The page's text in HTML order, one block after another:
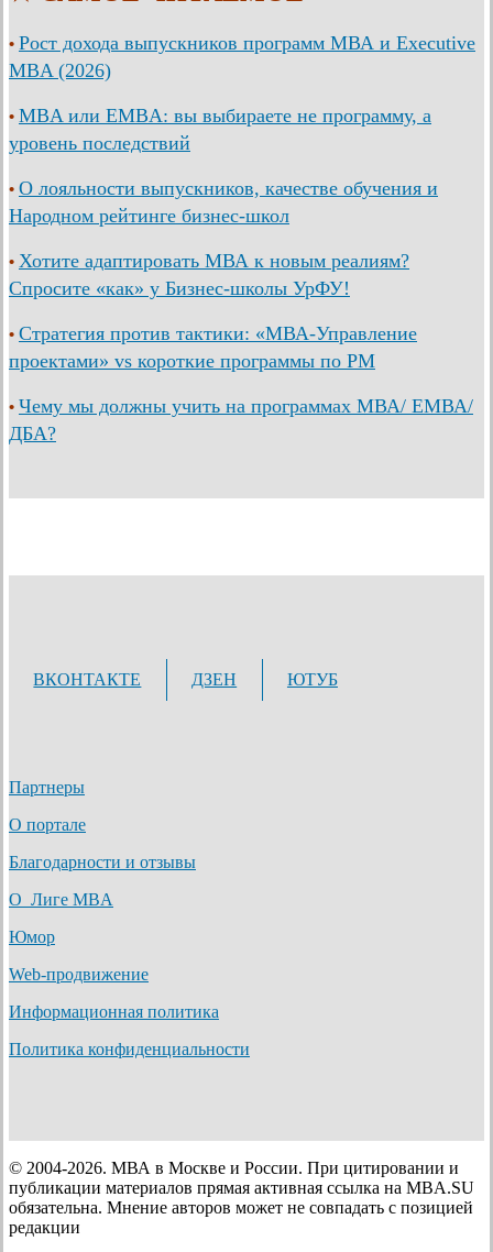
• Рост дохода выпускников программ МВА и Executive
MBA (2026)
• MBA или EMBA: вы выбираете не программу, а
уровень последствий
• О лояльности выпускников, качестве обучения и
Народном рейтинге бизнес-школ
• Хотите адаптировать МВА к новым реалиям?
Спросите «как» у Бизнес-школы УрФУ!
• Стратегия против тактики: «МВА-Управление
проектами» vs короткие программы по PM
• Чему мы должны учить на программах МВА/ ЕМВА/
ДБА?
ВКОНТАКТЕ ДЗЕН ЮТУБ
Партнеры
О портале
Благодарности и отзывы
О Лиге MBA
Юмор
Web-продвижение
Информационная политика
Политика конфиденциальности
© 2004-2026. МВА в Москве и России. При цитировании и
публикации материалов прямая активная ссылка на MBA.SU
обязательна. Мнение авторов может не совпадать с позицией
редакции